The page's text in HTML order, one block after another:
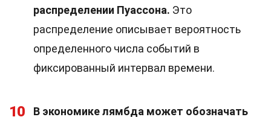
распределении Пуассона. Это
распределение описывает вероятность
определенного числа событий в
фиксированный интервал времени.
10
В экономике лямбда может обозначать